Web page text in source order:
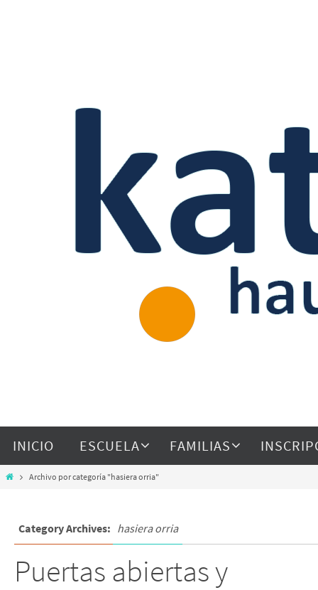
INICIO ESCUELA FAMILIAS
Archivo por categoría "hasiera orria"
Category Archives: hasiera orria
Puertas abiertas y